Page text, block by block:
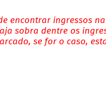
encontrar ingressos na
sobra dentre os
se for o caso,